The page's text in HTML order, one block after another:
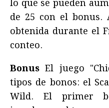
lo que se pueden
de 25 con el bonus.
obtenida durante el
conteo.
BonusEl juego
tipos de bonos: el
Wild. El primer